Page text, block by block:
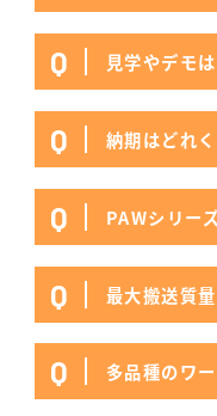
Q 見学やデモ
Q 納期はどれ
Q PAWシリー
Q 最大搬送質
Q 多品種のワ